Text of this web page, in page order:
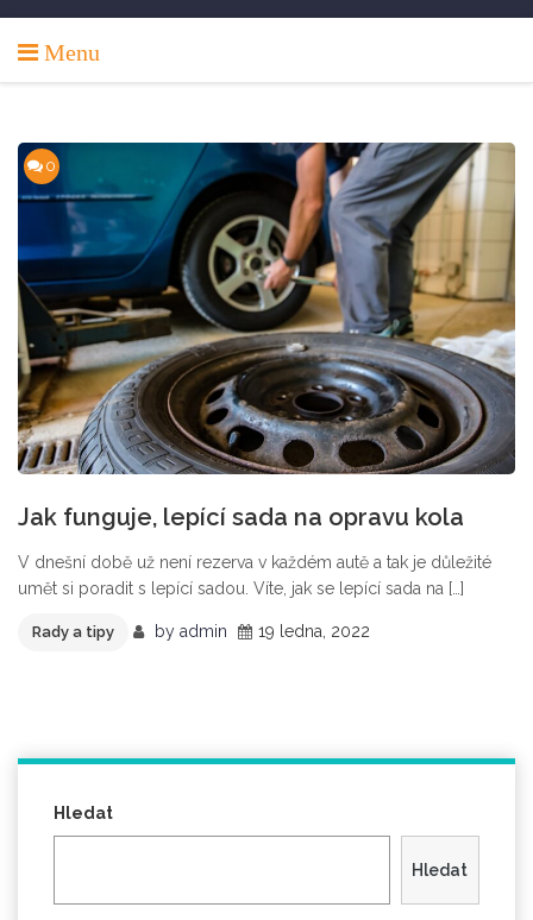
Menu
0
Jak funguje, lepící sada na opravu kola
V dnešní době už není rezerva v každém autě a tak je důležité
umět si poradit s lepící sadou. Víte, jak se lepící sada na […]
Rady a tipy by admin 19 ledna, 2022
Hledat
Hledat